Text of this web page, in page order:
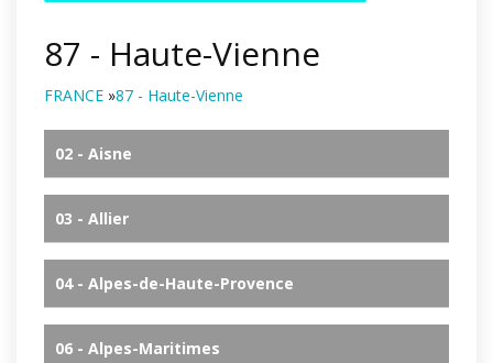
87 - Haute-Vienne
FRANCE »87 - Haute-Vienne
02 - Aisne
03 - Allier
04 - Alpes-de-Haute-Provence
06 - Alpes-Maritimes